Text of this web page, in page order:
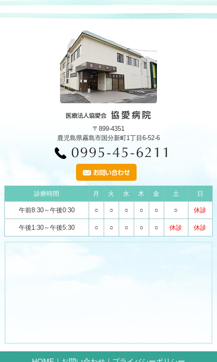
〒899-4351
鹿児島県霧島市国分新町1丁目6-52-6
診療時間 月 火 水 木 金 土 日
午前8:30～午後0:30 ○ ○ ○ ○ ○ ○ 休診
午後1:30～午後5:30 ○ ○ ○ ○ ○ 休診 休診